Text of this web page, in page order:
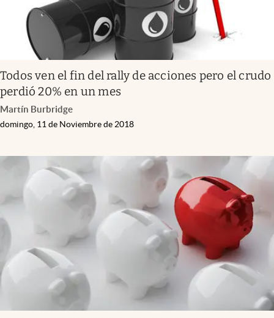
Todos ven el fin del rally de acciones pero el crudo
perdió 20% en un mes
Martín Burbridge
domingo, 11 de Noviembre de 2018